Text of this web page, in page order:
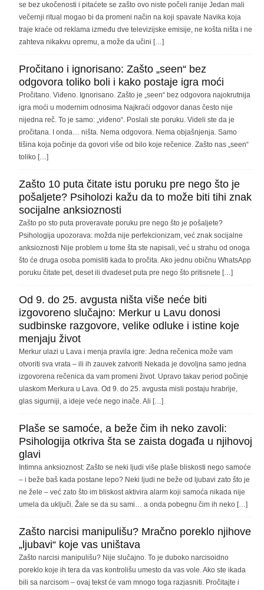
se bez ukočenosti i pitaćete se zašto ovo niste počeli ranije Jedan mali
večernji ritual mogao bi da promeni način na koji spavate Navika koja
traje kraće od reklama između dve televizijske emisije, ne košta ništa i ne
zahteva nikakvu opremu, a može da učini […]
Pročitano i ignorisano: Zašto „seen“ bez
odgovora toliko boli i kako postaje igra moći
Pročitano. Viđeno. Ignorisano. Zašto je „seen“ bez odgovora najokrutnija
igra moći u modernim odnosima Najkraći odgovor danas često nije
nijedna reč. To je samo: „viđeno“. Poslali ste poruku. Videli ste da je
pročitana. I onda… ništa. Nema odgovora. Nema objašnjenja. Samo
tišina koja počinje da govori više od bilo koje rečenice. Zašto nas „seen“
toliko […]
Zašto 10 puta čitate istu poruku pre nego što je
pošaljete? Psiholozi kažu da to može biti tihi znak
socijalne anksioznosti
Zašto po sto puta proveravate poruku pre nego što je pošaljete?
Psihologija upozorava: možda nije perfekcionizam, već znak socijalne
anksioznosti Nije problem u tome šta ste napisali, već u strahu od onoga
što će druga osoba pomisliti kada to pročita. Ako jednu običnu WhatsApp
poruku čitate pet, deset ili dvadeset puta pre nego što pritisnete […]
Od 9. do 25. avgusta ništa više neće biti
izgovoreno slučajno: Merkur u Lavu donosi
sudbinske razgovore, velike odluke i istine koje
menjaju život
Merkur ulazi u Lava i menja pravila igre: Jedna rečenica može vam
otvoriti sva vrata – ili ih zauvek zatvoriti Nekada je dovoljna samo jedna
izgovorena rečenica da vam promeni život. Upravo takav period počinje
ulaskom Merkura u Lava. Od 9. do 25. avgusta misli postaju hrabrije,
glas sigurniji, a ideje veće nego inače. Ali […]
Plaše se samoće, a beže čim ih neko zavoli:
Psihologija otkriva šta se zaista događa u njihovoj
glavi
Intimna anksioznost: Zašto se neki ljudi više plaše bliskosti nego samoće
– i beže baš kada postane lepo? Neki ljudi ne beže od ljubavi zato što je
ne žele – već zato što im bliskost aktivira alarm koji samoća nikada nije
umela da uključi. Žale se da su sami… a onda pobegnu čim ih neko […]
Zašto narcisi manipulišu? Mračno poreklo njihove
„ljubavi“ koje vas uništava
Zašto narcisi manipulišu? Nije slučajno. To je duboko narcisoidno
poreklo koje ih tera da vas kontrolišu umesto da vas vole. Ako ste ikada
bili sa narcisom – ovaj tekst će vam mnogo toga razjasniti. Pročitajte i